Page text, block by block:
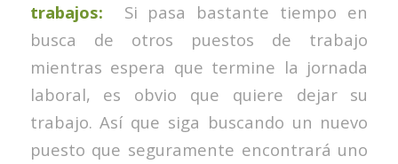
trabajos: Si pasa bastante tiempo en
busca de otros puestos de trabajo
mientras espera que termine la jornada
laboral, es obvio que quiere dejar su
trabajo. Así que siga buscando un nuevo
puesto que seguramente encontrará uno